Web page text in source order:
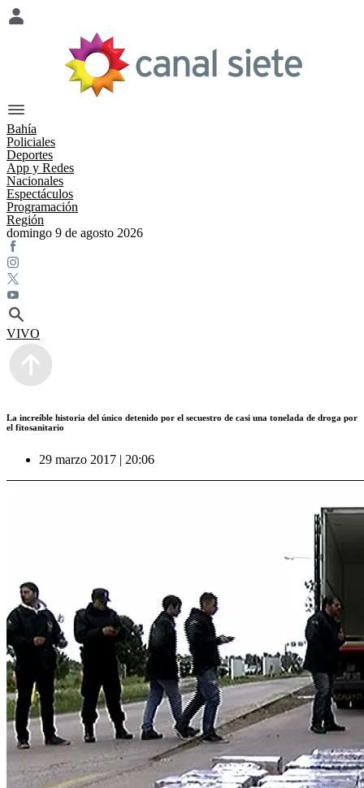
Bahía
Policiales
Deportes
App y Redes
Nacionales
Espectáculos
Programación
Región
domingo 9 de agosto 2026
VIVO
La increíble historia del único detenido por el secuestro de casi una tonelada de droga por
el fitosanitario
29 marzo 2017 | 20:06